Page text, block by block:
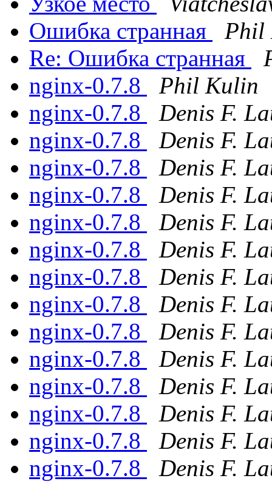
Ошибка странная
Phil
Re: Ошибка странная
nginx-0.7.8
Phil Kulin
nginx-0.7.8
Denis F.
nginx-0.7.8
Denis F.
nginx-0.7.8
Denis F.
nginx-0.7.8
Denis F.
nginx-0.7.8
Denis F.
nginx-0.7.8
Denis F.
nginx-0.7.8
Denis F.
nginx-0.7.8
Denis F.
nginx-0.7.8
Denis F.
nginx-0.7.8
Denis F.
nginx-0.7.8
Denis F.
nginx-0.7.8
Denis F.
nginx-0.7.8
Denis F.
nginx-0.7.8
Denis F.